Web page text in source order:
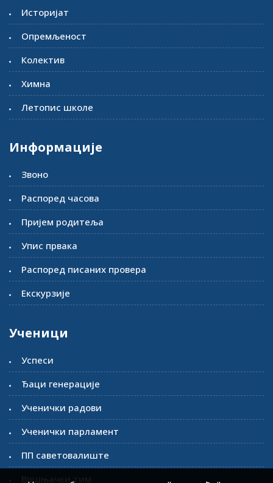
Историјат
Опремљеност
Колектив
Химна
Летопис школе
Информације
Звоно
Распоред часова
Пријем родитеља
Упис првака
Распоред писаних провера
Екскурзије
Ученици
Успеси
Ђаци генерације
Ученички радови
Ученички парламент
ПП саветовалиште
Вршњачки тим